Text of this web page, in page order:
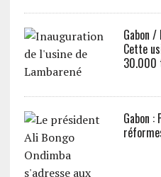
Gabon
Cette
30.000
Gabon